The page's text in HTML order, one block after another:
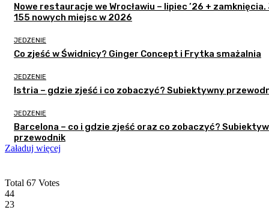
Nowe restauracje we Wrocławiu – lipiec ’26 + zamknięcia.
155 nowych miejsc w 2026
JEDZENIE
Co zjeść w Świdnicy? Ginger Concept i Frytka smażalnia
JEDZENIE
Istria – gdzie zjeść i co zobaczyć? Subiektywny
JEDZENIE
Barcelona – co i gdzie zjeść oraz co zobaczyć?
przewodnik
Załaduj więcej
Total 67 Votes
44
23